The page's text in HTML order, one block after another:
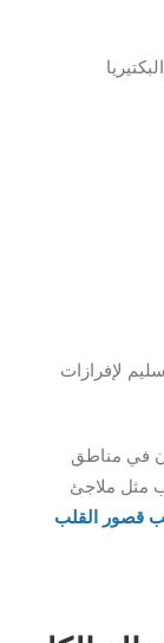
لإفرازات
في مناطق
مثل ملاجئ
قصور القلب